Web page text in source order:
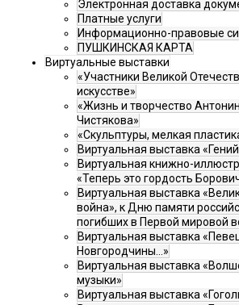
Электронная доставка
Платные услуги
Информационно-правовые
ПУШКИНСКАЯ КАРТА
Виртуальные выставки
«Участники Великой
искусстве»
«Жизнь и творчество
Чистякова»
«Скульптуры, мелкая
Виртуальная выставка
Виртуальная книжно-
«Теперь это гордость
Виртуальная выставка
война», к Дню памяти
погибших в Первой мировой
Виртуальная выставка
Новгородчины…»
Виртуальная выставка
музыки»
Виртуальная выставка